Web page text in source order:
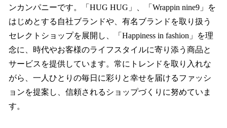
ンカンパニーです。「HUG HUG」、「Wrappin nine9」を
はじめとする自社ブランドや、有名ブランドを取り扱う
セレクトショップを展開し、「Happiness in fashion」を理
念に、時代やお客様のライフスタイルに寄り添う商品と
サービスを提供しています。常にトレンドを取り入れな
がら、一人ひとりの毎日に彩りと幸せを届けるファッシ
ョンを提案し、信頼されるショップづくりに努めていま
す。